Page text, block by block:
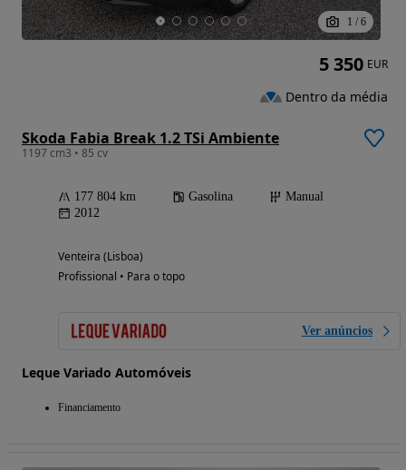
1 / 6
Skoda Fabia Break 1.2 TSi Ambiente
1197 cm3 • 85 cv
177 804 km Gasolina
Manual
2012
Venteira (Lisboa)
Profissional • Para o topo
Ver anúncios
Leque Variado Automóveis
Financiamento
5 350 EUR
Dentro da média